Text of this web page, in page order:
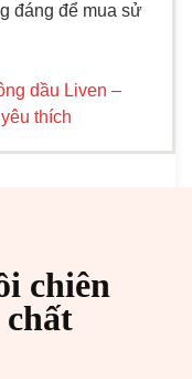
đáng để mua sử
dầu Liven –
thích
chiên